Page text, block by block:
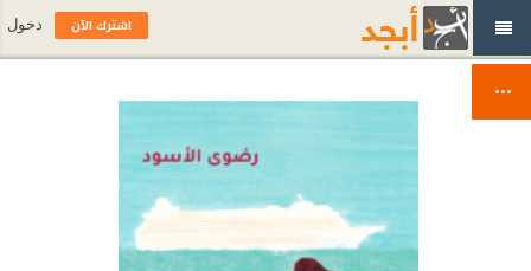
اشترك الآن دخول